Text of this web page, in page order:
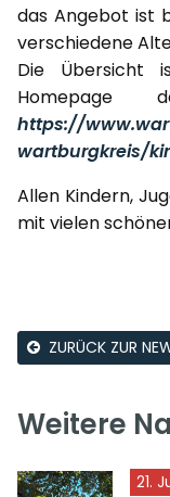
das Angebot ist
verschiedene
Die Übersicht
Homepage
https://
wartburgkreis/
Allen Kindern,
mit vielen
ZURÜCK ZUR
Weitere
21.